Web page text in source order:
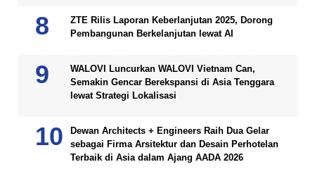
ZTE Rilis Laporan Keberlanjutan 2025, Dorong
Pembangunan Berkelanjutan lewat AI
WALOVI Luncurkan WALOVI Vietnam Can,
Semakin Gencar Berekspansi di Asia Tenggara
lewat Strategi Lokalisasi
Dewan Architects + Engineers Raih Dua Gelar
sebagai Firma Arsitektur dan Desain Perhotelan
Terbaik di Asia dalam Ajang AADA 2026